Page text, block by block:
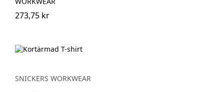
273,75 kr
SNICKERS WORKWEAR